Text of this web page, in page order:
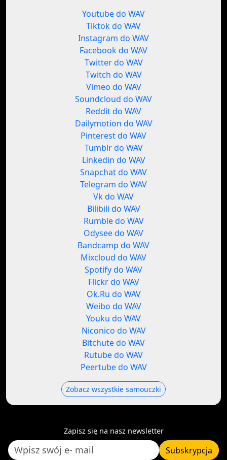
Youtube do WAV
Tiktok do WAV
Instagram do WAV
Facebook do WAV
Twitter do WAV
Twitch do WAV
Vimeo do WAV
Soundcloud do WAV
Reddit do WAV
Dailymotion do WAV
Pinterest do WAV
Tumblr do WAV
Linkedin do WAV
Snapchat do WAV
Telegram do WAV
Vk do WAV
Bilibili do WAV
Rumble do WAV
Odysee do WAV
Bandcamp do WAV
Mixcloud do WAV
Spotify do WAV
Flickr do WAV
Ok.Ru do WAV
Weibo do WAV
Youku do WAV
Niconico do WAV
Bitchute do WAV
Rutube do WAV
Peertube do WAV
Zobacz wszystkie samouczki
Zapisz się na nasz newsletter
Subskrypcja